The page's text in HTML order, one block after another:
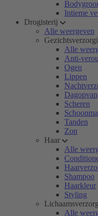
Intieme
Drogisterij
Alle weergeven
Alle
Anti-
Ogen
Lippen
Scheren
Tanden
Zon
Haar
Alle
Shampoo
Haarkleur
Styling
Alle